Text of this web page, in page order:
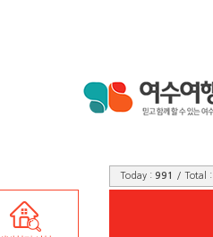
Today : 991 / Total :